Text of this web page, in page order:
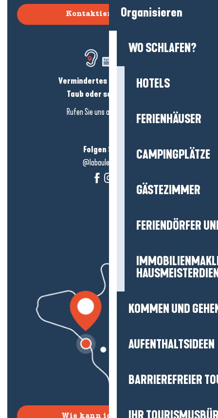
Organisieren
WO SCHLAFEN?
HOTELS
FERIENHÄUSER
CAMPINGPLÄTZE
GÄSTEZIMMER
FERIENDÖRFER
KOMMEN UND
AUFENTHALTSIDEEN
BARRIEREFREIER
Kontaktieren Sie uns
Vermindertes Hörvermögen?
Taub oder schwerhörig?
Rufen Sie uns an in
hier klicken
Folgen Sie uns!
@labauleguérande
Wie kann ich kommen?